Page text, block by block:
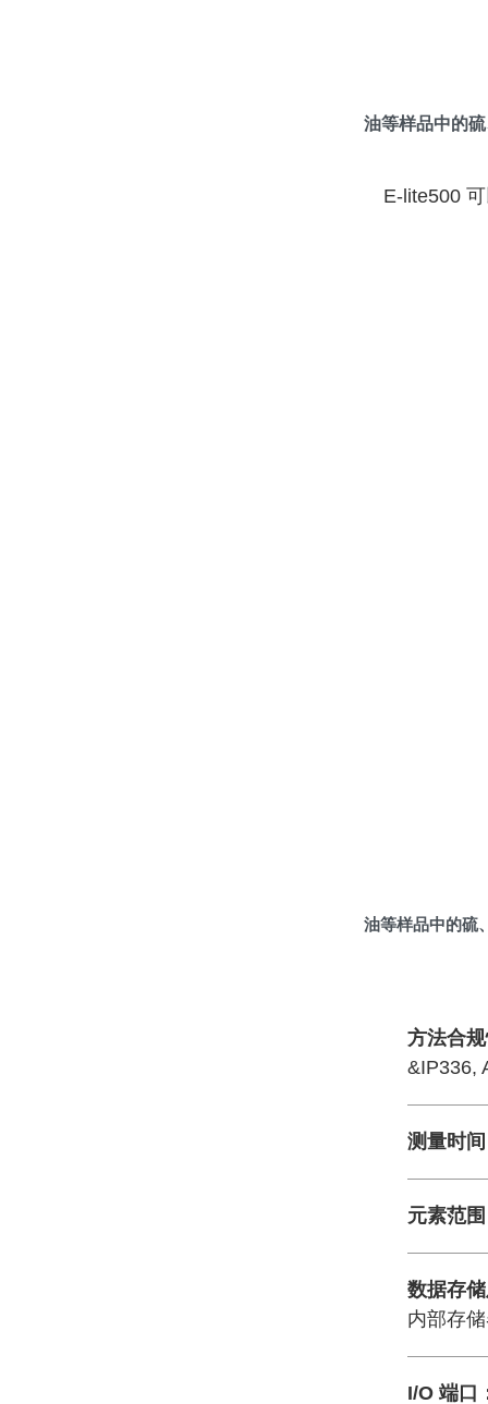
油等样品中的
E-lite500
油等样品中的硫
方法合
&IP336,
测量时
元素范
数据存
内部存
I/O 端口